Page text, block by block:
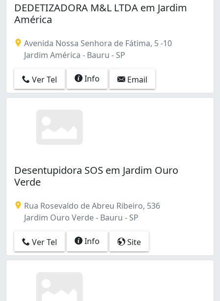
DEDETIZADORA M&L LTDA em Jardim
América
Avenida Nossa Senhora de Fátima, 5 -10
Jardim América - Bauru - SP
Ver Tel Info Email
Desentupidora SOS em Jardim Ouro
Verde
Rua Rosevaldo de Abreu Ribeiro, 536
Jardim Ouro Verde - Bauru - SP
Ver Tel Info Site